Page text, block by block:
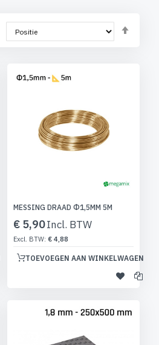
MESSING DRAAD Φ1,5MM 5M
€ 5,90
€ 4,88
TOEVOEGEN AAN WINKELWAGEN